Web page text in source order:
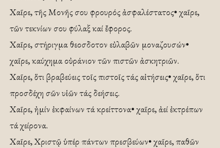
Χαῖρε, τῆς Μονῆς σου φρουρός ἀσφαλέστατος• χαῖρε,
τῶν τεκνίων σου φύλαξ καί ἔφορος.
Χαῖρε, στήριγμα θεοσδοτον εὐλαβῶν μοναζουσών•
χαῖρε, καύχημα οὐράνιον τῶν πιστῶν ἀσκητριῶν.
Χαῖρε, ὅτι βραβεύεις τοῖς πιστοῖς τάς αἰτήσεις• χαῖρε, ὅτι
προσδέχη σῶν υἱῶν τάς δεήσεις.
Χαῖρε, ἠμίν ἐκφαίνων τά κρείττονα• χαῖρε, ἀεί ἐκτρέπων
τά χείρονα.
Χαῖρε, Χριστῷ ὑπέρ πάντων πρεσβεύων• χαῖρε, παθῶν